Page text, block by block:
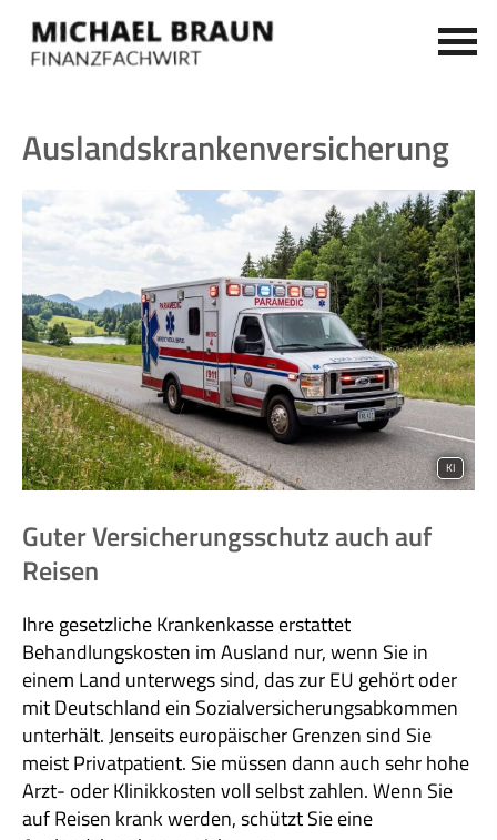
Auslandskrankenversicherung
KI
Guter Versicherungsschutz auch auf
Reisen
Ihre gesetzliche Krankenkasse erstattet
Behandlungskosten im Ausland nur, wenn Sie in
einem Land unterwegs sind, das zur EU gehört oder
mit Deutschland ein Sozialversicherungsabkommen
unterhält. Jenseits europäischer Grenzen sind Sie
meist Privatpatient. Sie müssen dann auch sehr hohe
Arzt- oder Klinikkosten voll selbst zahlen. Wenn Sie
auf Reisen krank werden, schützt Sie eine